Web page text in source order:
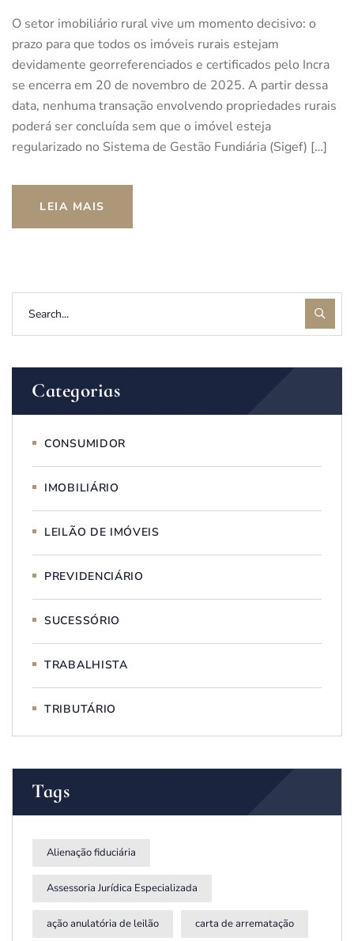
O setor imobiliário rural vive um momento decisivo: o
prazo para que todos os imóveis rurais estejam
devidamente georreferenciados e certificados pelo Incra
se encerra em 20 de novembro de 2025. A partir dessa
data, nenhuma transação envolvendo propriedades rurais
poderá ser concluída sem que o imóvel esteja
regularizado no Sistema de Gestão Fundiária (Sigef) […]
LEIA MAIS
Categorias
CONSUMIDOR
IMOBILIÁRIO
LEILÃO DE IMÓVEIS
PREVIDENCIÁRIO
SUCESSÓRIO
TRABALHISTA
TRIBUTÁRIO
Tags
Alienação fiduciária
Assessoria Jurídica Especializada
ação anulatória de leilão carta de arrematação